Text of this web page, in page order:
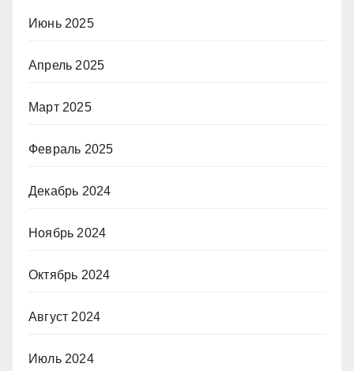
Июнь 2025
Апрель 2025
Март 2025
Февраль 2025
Декабрь 2024
Ноябрь 2024
Октябрь 2024
Август 2024
Июль 2024